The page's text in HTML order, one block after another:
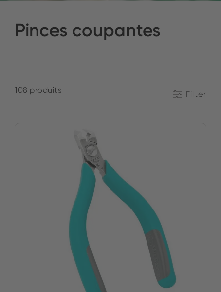
Pinces coupantes
108 produits Filter